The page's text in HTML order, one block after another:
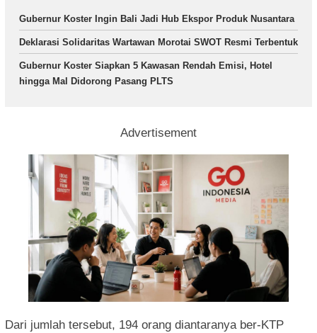
Gubernur Koster Ingin Bali Jadi Hub Ekspor Produk Nusantara
Deklarasi Solidaritas Wartawan Morotai SWOT Resmi Terbentuk
Gubernur Koster Siapkan 5 Kawasan Rendah Emisi, Hotel
hingga Mal Didorong Pasang PLTS
Advertisement
Dari jumlah tersebut, 194 orang diantaranya ber-KTP